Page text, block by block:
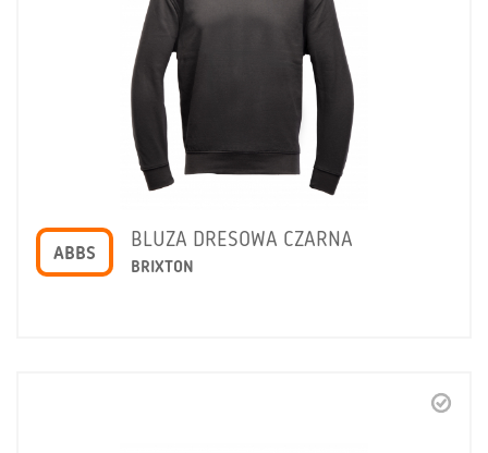
ABBS
BLUZA DRESOWA CZARNA
BRIXTON